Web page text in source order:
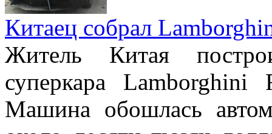
Китаец собрал
Житель Китая
суперкара Lamborghini
Машина обошлась